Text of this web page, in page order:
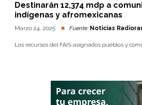
Destinarán 12,374 mdp a
indígenas y afromexicanas
Marzo 24, 2025 Fuente: Noticias
Los recursos del FAIS asignados pueblos y